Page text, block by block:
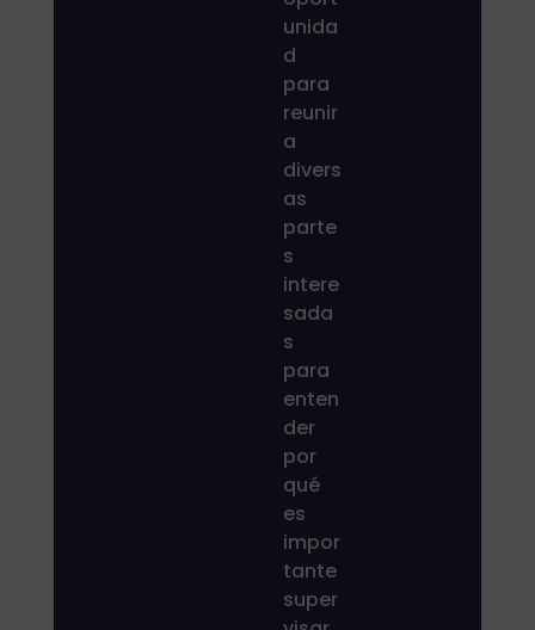
unida
d
para
reunir
a
divers
as
parte
s
intere
sada
s
para
enten
der
por
qué
es
impor
tante
super